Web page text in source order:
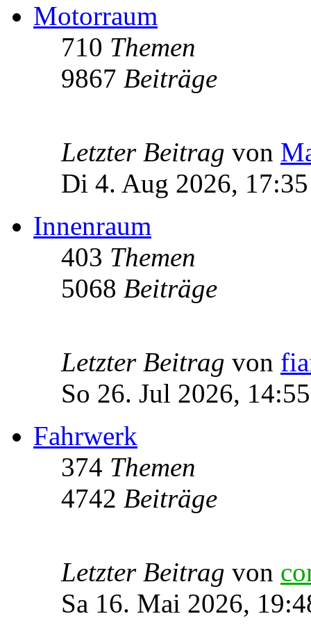
Motorraum
710 Themen
9867 Beiträge
Letzter Beitrag von
Di 4. Aug 2026, 17:35
Innenraum
403 Themen
5068 Beiträge
Letzter Beitrag von
So 26. Jul 2026, 14:55
Fahrwerk
374 Themen
4742 Beiträge
Letzter Beitrag von
Sa 16. Mai 2026,